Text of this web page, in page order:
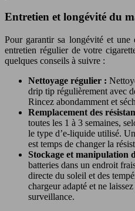
Entretien et longévité du
Pour garantir sa longévité et une
entretien régulier de votre
quelques conseils à suivre :
Nettoyage régulier :
drip tip régulièrement avec
Rincez abondamment et
Remplacement des
toutes les 1 à 3 semaines,
le type d’e-liquide utilisé.
est temps de changer la
Stockage et manipulation
batteries dans un endroit
directe du soleil et des
chargeur adapté et ne
surveillance.